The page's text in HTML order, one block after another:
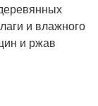
и влажного
и ржав